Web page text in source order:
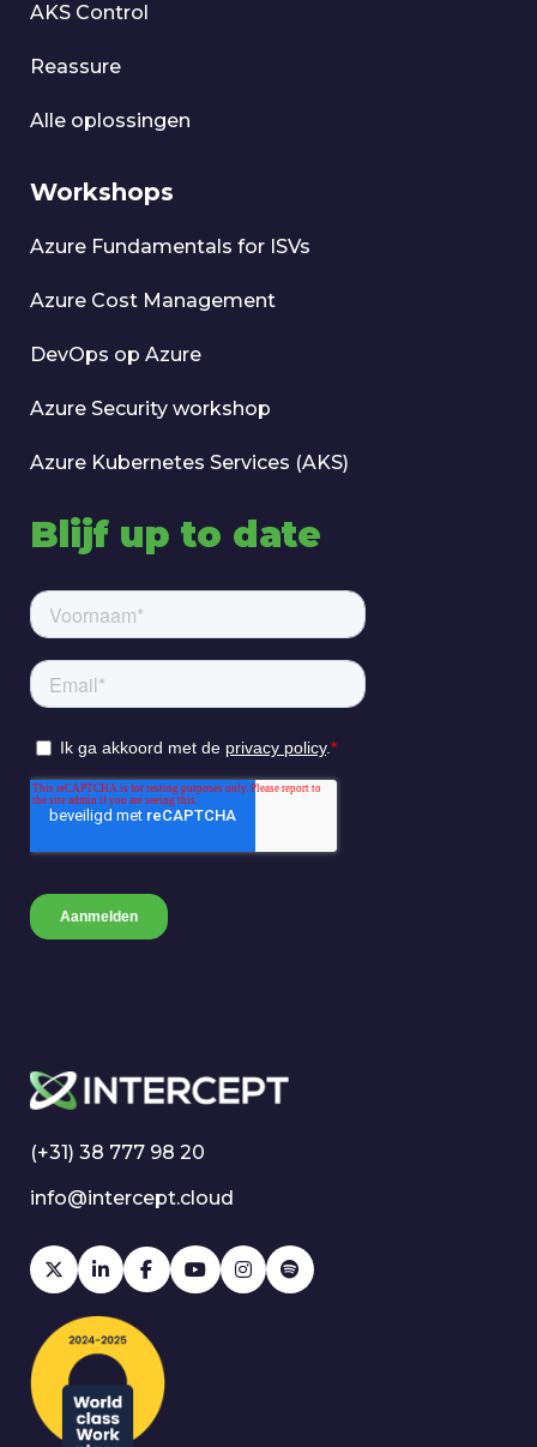
AKS Control
Reassure
Alle oplossingen
Workshops
Azure Fundamentals for ISVs
Azure Cost Management
DevOps op Azure
Azure Security workshop
Azure Kubernetes Services (AKS)
(+31) 38 777 98 20
info@intercept.cloud
Blijf up to date